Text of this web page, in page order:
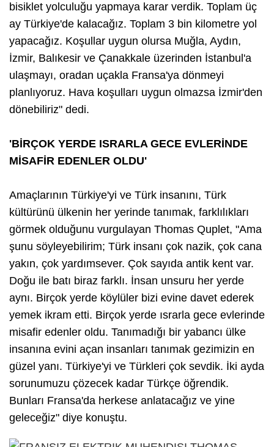
bisiklet yolculuğu yapmaya karar verdik. Toplam üç
ay Türkiye'de kalacağız. Toplam 3 bin kilometre yol
yapacağız. Koşullar uygun olursa Muğla, Aydın,
İzmir, Balıkesir ve Çanakkale üzerinden İstanbul'a
ulaşmayı, oradan uçakla Fransa'ya dönmeyi
planlıyoruz. Hava koşulları uygun olmazsa İzmir'den
dönebiliriz" dedi.
'BİRÇOK YERDE ISRARLA GECE EVLERİNDE
MİSAFİR EDENLER OLDU'
Amaçlarının Türkiye'yi ve Türk insanını, Türk
kültürünü ülkenin her yerinde tanımak, farklılıkları
görmek olduğunu vurgulayan Thomas Quplet, "Ama
şunu söyleyebilirim; Türk insanı çok nazik, çok cana
yakın, çok yardımsever. Çok sayıda antik kent var.
Doğu ile batı biraz farklı. İnsan unsuru her yerde
aynı. Birçok yerde köylüler bizi evine davet ederek
yemek ikram etti. Birçok yerde ısrarla gece evlerinde
misafir edenler oldu. Tanımadığı bir yabancı ülke
insanına evini açan insanları tanımak gezimizin en
güzel yanı. Türkiye'yi ve Türkleri çok sevdik. İki ayda
sorunumuzu çözecek kadar Türkçe öğrendik.
Bunları Fransa'da herkese anlatacağız ve yine
geleceğiz" diye konuştu.